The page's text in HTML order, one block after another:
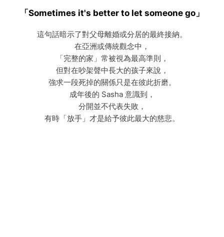
「Sometimes it's better to let someone go」
這句話暗示了對父母離婚或分居的最終接納。
在亞洲或傳統觀念中，
「完整的家」常被視為最高準則，
但對在吵架聲中長大的孩子來說，
強求一段死掉的關係只是在彼此折磨。
成年後的 Sasha 意識到，
分開並不代表失敗，
有時「放手」才是給予彼此最大的慈悲。